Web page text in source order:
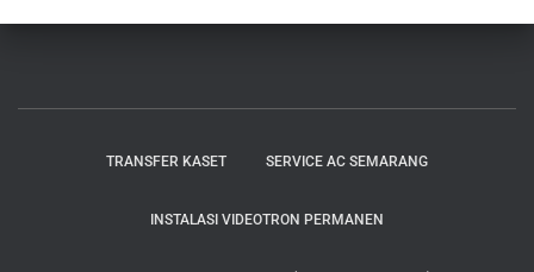
TRANSFER KASET SERVICE AC SEMARANG
INSTALASI VIDEOTRON PERMANEN